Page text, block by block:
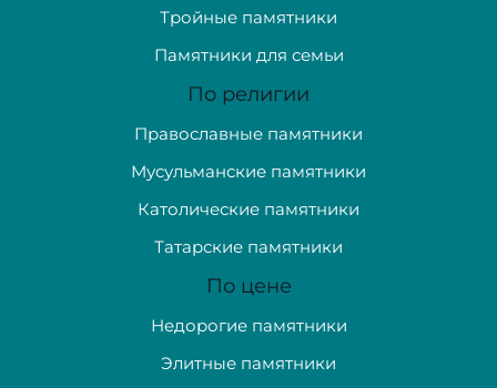
Тройные памятники
Памятники для семьи
По религии
Православные памятники
Мусульманские памятники
Католические памятники
Татарские памятники
По цене
Недорогие памятники
Элитные памятники